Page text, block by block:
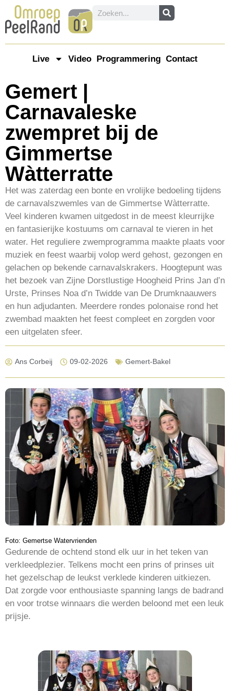
Live Video Programmering Contact
Gemert |
Carnavaleske
zwempret bij de
Gimmertse
Wàtterratte
Het was zaterdag een bonte en vrolijke bedoeling tijdens
de carnavalszwemles van de Gimmertse Wàtterratte.
Veel kinderen kwamen uitgedost in de meest kleurrijke
en fantasierijke kostuums om carnaval te vieren in het
water. Het reguliere zwemprogramma maakte plaats voor
muziek en feest waarbij volop werd gehost, gezongen en
gelachen op bekende carnavalskrakers. Hoogtepunt was
het bezoek van Zijne Dorstlustige Hoogheid Prins Jan d’n
Urste, Prinses Noa d’n Twidde van De Drumknaauwers
en hun adjudanten. Meerdere rondes polonaise rond het
zwembad maakten het feest compleet en zorgden voor
een uitgelaten sfeer.
Ans Corbeij 09-02-2026 Gemert-Bakel
Foto: Gemertse Watervrienden
Gedurende de ochtend stond elk uur in het teken van
verkleedplezier. Telkens mocht een prins of prinses uit
het gezelschap de leukst verklede kinderen uitkiezen.
Dat zorgde voor enthousiaste spanning langs de badrand
en voor trotse winnaars die werden beloond met een leuk
prijsje.